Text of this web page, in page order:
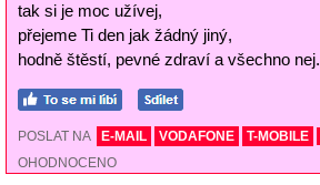
tak si je moc užívej,
přejeme Ti den jak žádný jiný,
hodně štěstí, pevné zdraví a všechno nej.
POSLAT NA E-MAIL VODAFONE T-MOBILE
OHODNOCENO